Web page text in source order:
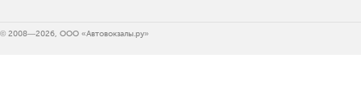
© 2008—2026, ООО «Автовокзалы.ру»